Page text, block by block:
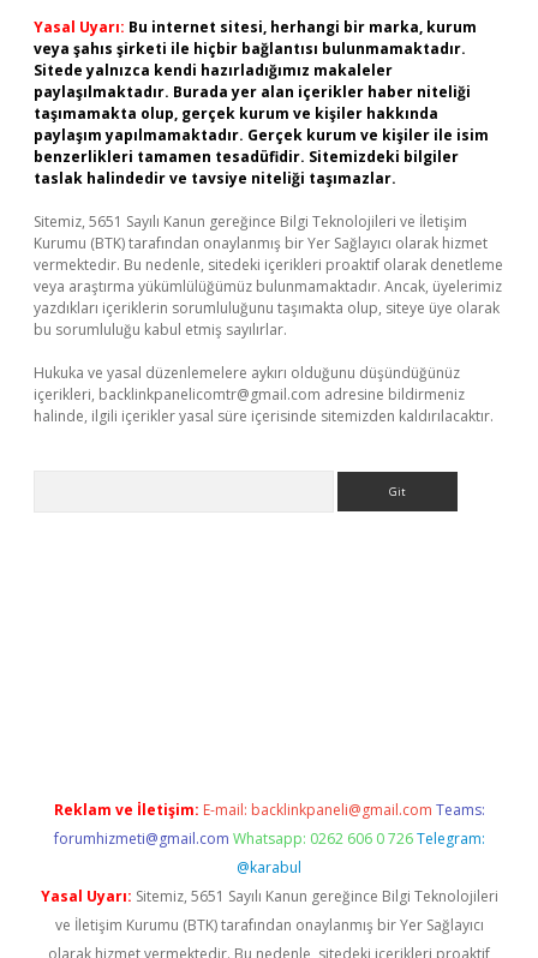
Yasal Uyarı: Bu internet sitesi, herhangi bir marka, kurum
veya şahıs şirketi ile hiçbir bağlantısı bulunmamaktadır.
Sitede yalnızca kendi hazırladığımız makaleler
paylaşılmaktadır. Burada yer alan içerikler haber niteliği
taşımamakta olup, gerçek kurum ve kişiler hakkında
paylaşım yapılmamaktadır. Gerçek kurum ve kişiler ile isim
benzerlikleri tamamen tesadüfidir. Sitemizdeki bilgiler
taslak halindedir ve tavsiye niteliği taşımazlar.
Sitemiz, 5651 Sayılı Kanun gereğince Bilgi Teknolojileri ve İletişim
Kurumu (BTK) tarafından onaylanmış bir Yer Sağlayıcı olarak hizmet
vermektedir. Bu nedenle, sitedeki içerikleri proaktif olarak denetleme
veya araştırma yükümlülüğümüz bulunmamaktadır. Ancak, üyelerimiz
yazdıkları içeriklerin sorumluluğunu taşımakta olup, siteye üye olarak
bu sorumluluğu kabul etmiş sayılırlar.
Hukuka ve yasal düzenlemelere aykırı olduğunu düşündüğünüz
içerikleri, backlinkpanelicomtr@gmail.com adresine bildirmeniz
halinde, ilgili içerikler yasal süre içerisinde sitemizden kaldırılacaktır.
Reklam ve İletişim: E-mail: backlinkpaneli@gmail.com Teams:
forumhizmeti@gmail.com Whatsapp: 0262 606 0 726 Telegram:
@karabul
Yasal Uyarı: Sitemiz, 5651 Sayılı Kanun gereğince Bilgi Teknolojileri
ve İletişim Kurumu (BTK) tarafından onaylanmış bir Yer Sağlayıcı
olarak hizmet vermektedir. Bu nedenle, sitedeki içerikleri proaktif